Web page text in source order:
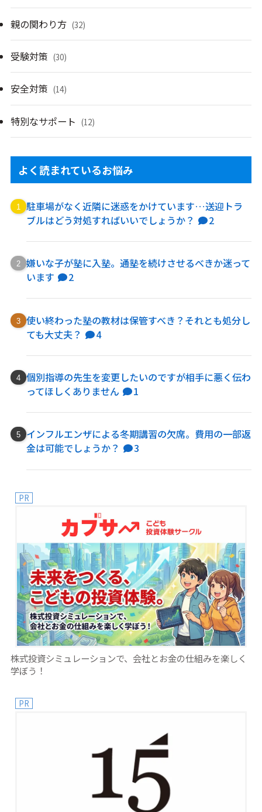
親の関わり方 (32)
受験対策 (30)
安全対策 (14)
特別なサポート (12)
よく読まれているお悩み
駐車場がなく近隣に迷惑をかけています…送迎トラ
ブルはどう対処すればいいでしょうか？
2
嫌いな子が塾に入塾。通塾を続けさせるべきか迷って
います
2
使い終わった塾の教材は保管すべき？それとも処分し
ても大丈夫？
4
個別指導の先生を変更したいのですが相手に悪く伝わ
ってほしくありません
1
インフルエンザによる冬期講習の欠席。費用の一部返
金は可能でしょうか？
3
PR
株式投資シミュレーションで、会社とお金の仕組みを楽しく
学ぼう！
PR